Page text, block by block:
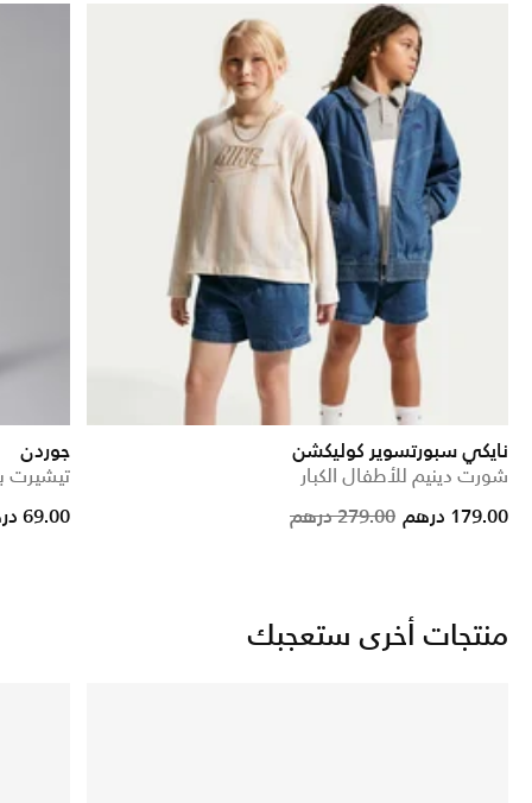
نايكي سبورتسوير كوليكشن
شورت دينيم للأطفال الكبار
Price
279.00 درهم to
179.00 درهم
جوردن
تيشيرت
69.00 درهم
منتجات أخرى ستعجبك